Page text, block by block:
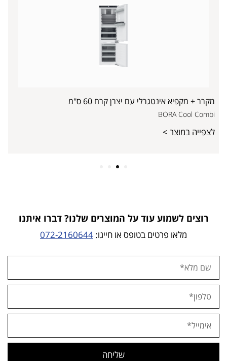
מקרר + מקפיא אינטגרלי עם יצרן קרח 60 ס"מ
BORA Cool Combi
לצפייה במוצר >
רוצים לשמוע עוד על המוצרים שלנו? דברו איתנו
מלאו פרטים בטופס או חייגו: 072-2160644
שליחה